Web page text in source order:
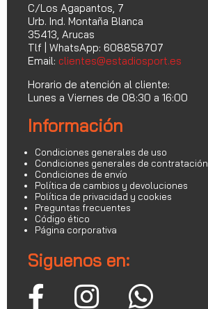
C/Los Agapantos, 7
Urb. Ind. Montaña Blanca
35413, Arucas
Tlf | WhatsApp: 608858707
Email: clientes@estadiosport.es
Horario de atención al cliente:
Lunes a Viernes de 08:30 a 16:00
Información
Condiciones generales de uso
Condiciones generales de contratación
Condiciones de envío
Política de cambios y devoluciones
Política de privacidad y cookies
Preguntas frecuentes
Código ético
Página corporativa
Siguenos en: